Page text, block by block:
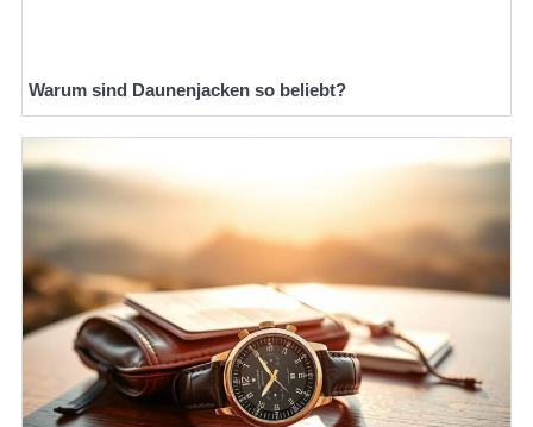
Warum sind Daunenjacken so beliebt?